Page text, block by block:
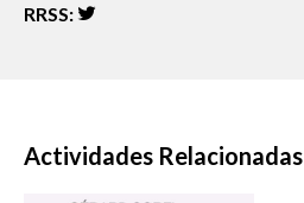
RRSS:
Actividades Relacionadas